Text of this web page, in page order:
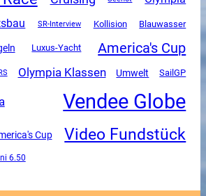
SR-Interview Kollision Blauwasser
Luxus-Yacht America's Cup
Olympia Klassen Umwelt SailGP
Vendee Globe
Cup Video Fundstück
6.50